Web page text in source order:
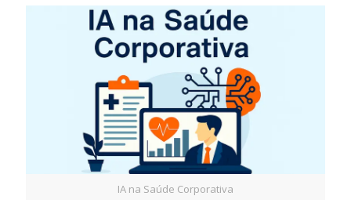
IA na Saúde Corporativa